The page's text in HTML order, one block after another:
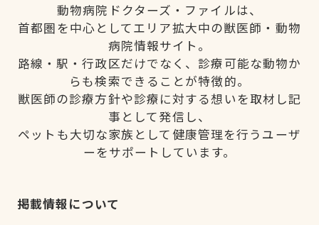
動物病院ドクターズ・ファイルは、
首都圏を中心としてエリア拡大中の獣医師・動物
病院情報サイト。
路線・駅・行政区だけでなく、診療可能な動物か
らも検索できることが特徴的。
獣医師の診療方針や診療に対する想いを取材し記
事として発信し、
ペットも大切な家族として健康管理を行うユーザ
ーをサポートしています。
掲載情報について